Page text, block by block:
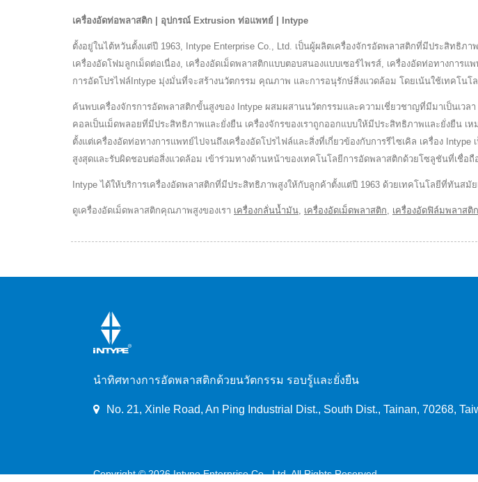
เครื่องอัดท่อพลาสติก | อุปกรณ์ Extrusion ท่อแพทย์ | Intype
ตั้งอยู่ในไต้หวันตั้งแต่ปี 1963, Intype Enterprise Co., Ltd. เป็นผู้ผลิตเครื่องจักรอัดพลาสติกที่มีประสิทธิ
เครื่องอัดโฟมลูกเม็ดต่อเนื่อง, เครื่องอัดเม็ดพลาสติกแบบตอบสนองแบบเซอร์ไพรส์, เครื่องอัดท่อทางกา
การอัดโปรไฟล์Intype มุ่งมั่นที่จะสร้างนวัตกรรม คุณภาพ และการอนุรักษ์สิ่งแวดล้อม โดยเน้นใช้เทคโน
ค้นพบเครื่องจักรการอัดพลาสติกขั้นสูงของ Intype ผสมผสานนวัตกรรมและความเชี่ยวชาญที่มีมาเป็นเว
คอลเป็นเม็ดพลอยที่มีประสิทธิภาพและยั่งยืน เครื่องจักรของเราถูกออกแบบให้มีประสิทธิภาพและยั่งยืน
ตั้งแต่เครื่องอัดท่อทางการแพทย์ไปจนถึงเครื่องอัดโปรไฟล์และสิ่งที่เกี่ยวข้องกับการรีไซเคิล เครื่อง
สูงสุดและรับผิดชอบต่อสิ่งแวดล้อม เข้าร่วมทางด้านหน้าของเทคโนโลยีการอัดพลาสติกด้วยโซลูชันที่เชื่อ
Intype ได้ให้บริการเครื่องอัดพลาสติกที่มีประสิทธิภาพสูงให้กับลูกค้าตั้งแต่ปี 1963 ด้วยเทคโนโลยีที่ทันส
ดูเครื่องอัดเม็ดพลาสติกคุณภาพสูงของเรา เครื่องกลั่นน้ำมัน เครื่องอัดเม็ดพลาสติก เครื่องอัดฟิล์มพลาสติก
นำทิศทางการอัดพลาสติกด้วยนวัตกรรม รอบรู้และยั่งยืน
No. 21, Xinle Road, An Ping Industrial Dist., South Dist., Tainan, 70268,
Copyright © 2026Intype Enterprise Co., Ltd.All Rights Reserved.